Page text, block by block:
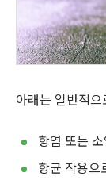
아래는 일반적
항염 또는
항균 작용으